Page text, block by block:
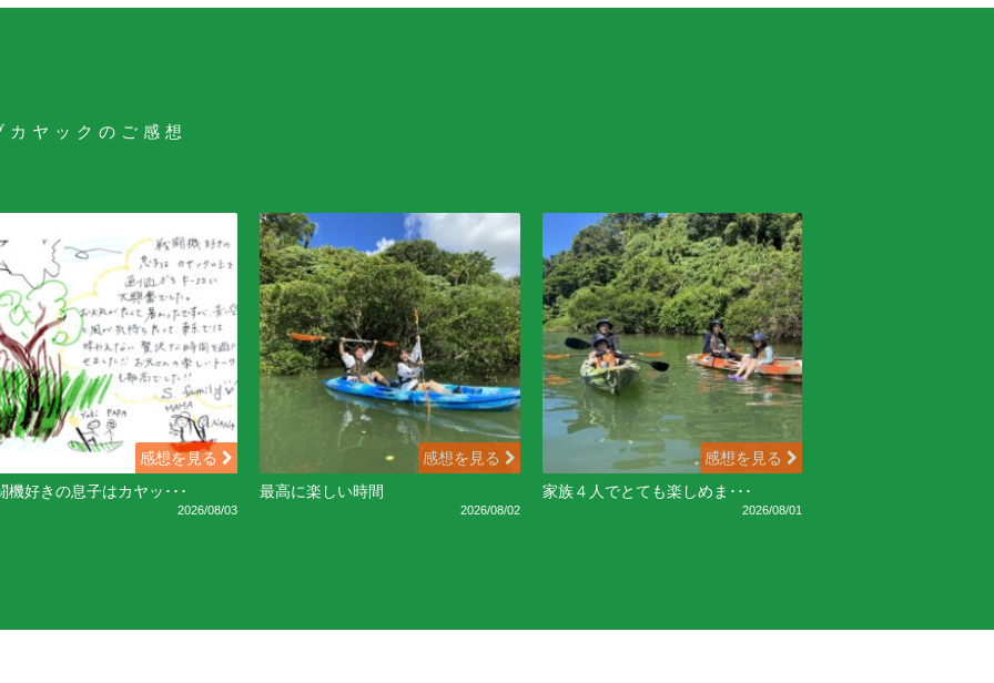
カヤックのご感想
感想を見る
機好きの息子はカヤッ･･･
2026/08/03
感想を見る
最高に楽しい時間
2026/08/02
感想を見る
家族４人でとても楽しめま･･･
2026/08/01